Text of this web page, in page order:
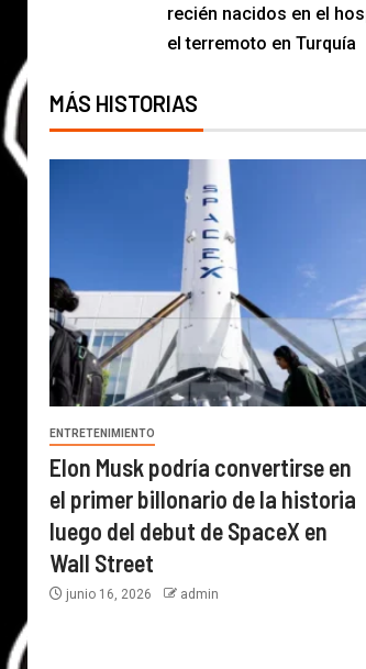
recién nacidos en el
el terremoto en Turquía
MÁS HISTORIAS
ENTRETENIMIENTO
Elon Musk podría convertirse en
el primer billonario de la historia
luego del debut de SpaceX en
Wall Street
junio 16, 2026 admin